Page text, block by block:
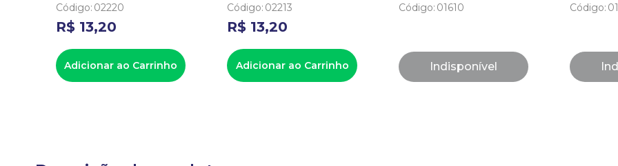
Código: 02220
R$ 13,20
Adicionar ao Carrinho
Código: 02213
R$ 13,20
Adicionar ao Carrinho
Código: 01610
Indisponível
Código: